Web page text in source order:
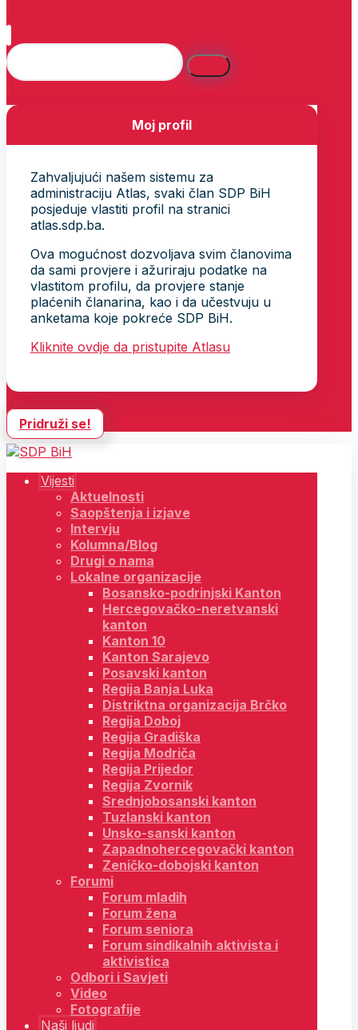
Moj profil
Zahvaljujući našem sistemu za
administraciju Atlas, svaki član SDP BiH
posjeduje vlastiti profil na stranici
atlas.sdp.ba.
Ova mogućnost dozvoljava svim članovima
da sami provjere i ažuriraju podatke na
vlastitom profilu, da provjere stanje
plaćenih članarina, kao i da učestvuju u
anketama koje pokreće SDP BiH.
Kliknite ovdje da pristupite Atlasu
Pridruži se!
Vijesti
Aktuelnosti
Saopštenja i izjave
Intervju
Kolumna/Blog
Drugi o nama
Lokalne organizacije
Bosansko-podrinjski Kanton
Hercegovačko-neretvanski
kanton
Kanton 10
Kanton Sarajevo
Posavski kanton
Regija Banja Luka
Distriktna organizacija Brčko
Regija Doboj
Regija Gradiška
Regija Modriča
Regija Prijedor
Regija Zvornik
Srednjobosanski kanton
Tuzlanski kanton
Unsko-sanski kanton
Zapadnohercegovački kanton
Zeničko-dobojski kanton
Forumi
Forum mladih
Forum žena
Forum seniora
Forum sindikalnih aktivista i
aktivistica
Odbori i Savjeti
Video
Fotografije
Naši ljudi